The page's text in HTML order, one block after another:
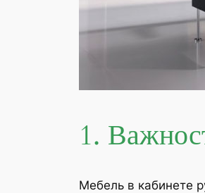
1.
Мебель в кабинете